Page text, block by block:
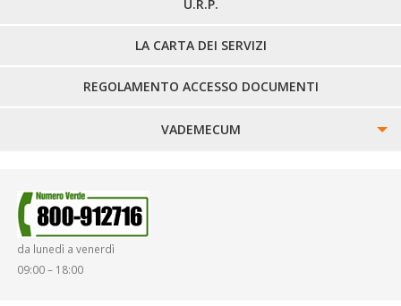
U.R.P.
LA CARTA DEI SERVIZI
REGOLAMENTO ACCESSO DOCUMENTI
VADEMECUM
SMARRIMENTO OGGETTI
da lunedì a venerdì
09:00 – 18:00